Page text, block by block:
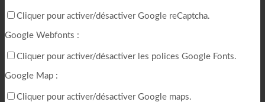
Cliquer pour activer/désactiver Google reCaptcha.
Google Webfonts :
Cliquer pour activer/désactiver les polices Google Fonts.
Google Map :
Cliquer pour activer/désactiver Google maps.